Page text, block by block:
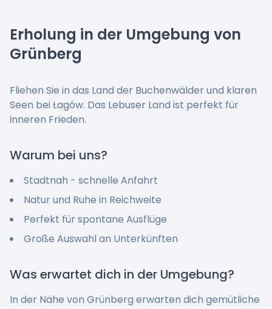
Erholung in der Umgebung von
Grünberg
Fliehen Sie in das Land der Buchenwälder und klaren
Seen bei Łagów. Das Lebuser Land ist perfekt für
inneren Frieden.
Warum bei uns?
Stadtnah - schnelle Anfahrt
Natur und Ruhe in Reichweite
Perfekt für spontane Ausflüge
Große Auswahl an Unterkünften
Was erwartet dich in der Umgebung?
In der Nähe von Grünberg erwarten dich gemütliche